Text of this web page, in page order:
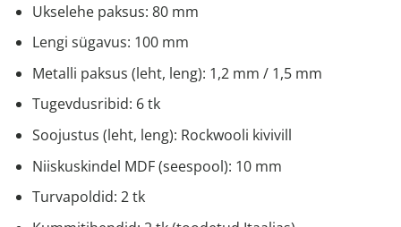
Ukselehe paksus: 80 mm
Lengi sügavus: 100 mm
Metalli paksus (leht, leng): 1,2 mm / 1,5 mm
Tugevdusribid: 6 tk
Soojustus (leht, leng): Rockwooli kivivill
Niiskuskindel MDF (seespool): 10 mm
Turvapoldid: 2 tk